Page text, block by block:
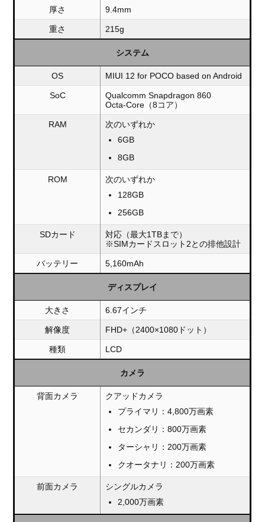
厚さ 9.4mm
重さ 215g
システム
OS MIUI 12 for POCO based on Android
SoC
Qualcomm Snapdragon 860
Octa-Core（8コア）
RAM
次のいずれか
6GB
8GB
ROM
次のいずれか
128GB
256GB
SDカード
対応（最大1TBまで）
※SIMカードスロット2との排他設計
バッテリー 5,160mAh
ディスプレイ
大きさ 6.67インチ
解像度 FHD+（2400×1080ドット）
種類 LCD
カメラ
背面カメラ
クアッドカメラ
プライマリ：4,800万画素
セカンダリ：800万画素
ターシャリ：200万画素
クオータナリ：200万画素
前面カメラ
シングルカメラ
2,000万画素